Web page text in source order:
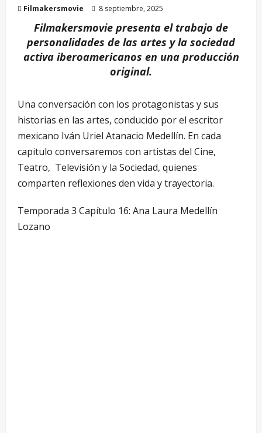
Filmakersmovie 8 septiembre, 2025
Filmakersmovie presenta el trabajo de
personalidades de las artes y la sociedad
activa iberoamericanos en una producción
original.
Una conversación con los protagonistas y sus
historias en las artes, conducido por el escritor
mexicano Iván Uriel Atanacio Medellín. En cada
capitulo conversaremos con artistas del Cine,
Teatro, Televisión y la Sociedad, quienes
comparten reflexiones den vida y trayectoria.
Temporada 3 Capítulo 16: Ana Laura Medellín
Lozano